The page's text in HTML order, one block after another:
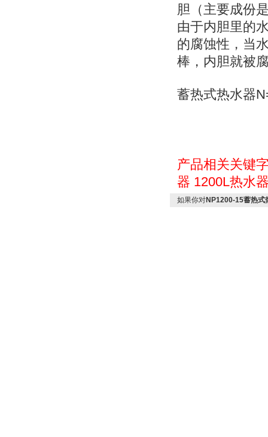
胆（主要成份
由于内胆里的
的腐蚀性，当
棒，内胆就被
蓄热式热水器
产品相关关键
器 1200L热水
如果你对NP1200-15蓄热